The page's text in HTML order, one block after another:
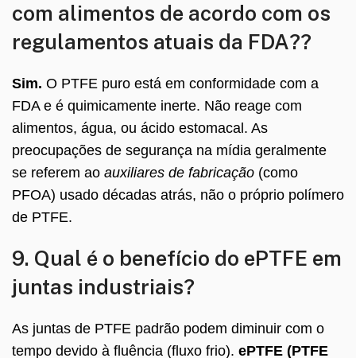
com alimentos de acordo com os
regulamentos atuais da FDA??
Sim. O PTFE puro está em conformidade com a
FDA e é quimicamente inerte. Não reage com
alimentos, água, ou ácido estomacal. As
preocupações de segurança na mídia geralmente
se referem ao auxiliares de fabricação (como
PFOA) usado décadas atrás, não o próprio polímero
de PTFE.
9. Qual é o benefício do ePTFE em
juntas industriais?
As juntas de PTFE padrão podem diminuir com o
tempo devido à fluência (fluxo frio). ePTFE (PTFE